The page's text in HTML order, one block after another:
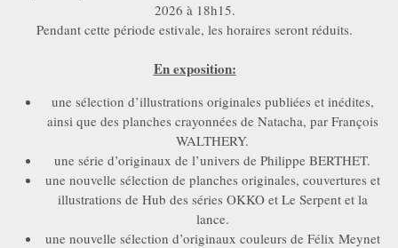
2026 à 18h15.
Pendant cette période estivale, les horaires seront réduits.
En exposition:
une sélection d’illustrations originales publiées et inédites,
ainsi que des planches crayonnées de Natacha, par François
WALTHERY.
une série d’originaux de l’univers de Philippe BERTHET.
une nouvelle sélection de planches originales, couvertures et
illustrations de Hub des séries OKKO et Le Serpent et la
lance.
une nouvelle sélection d’originaux couleurs de Félix Meynet